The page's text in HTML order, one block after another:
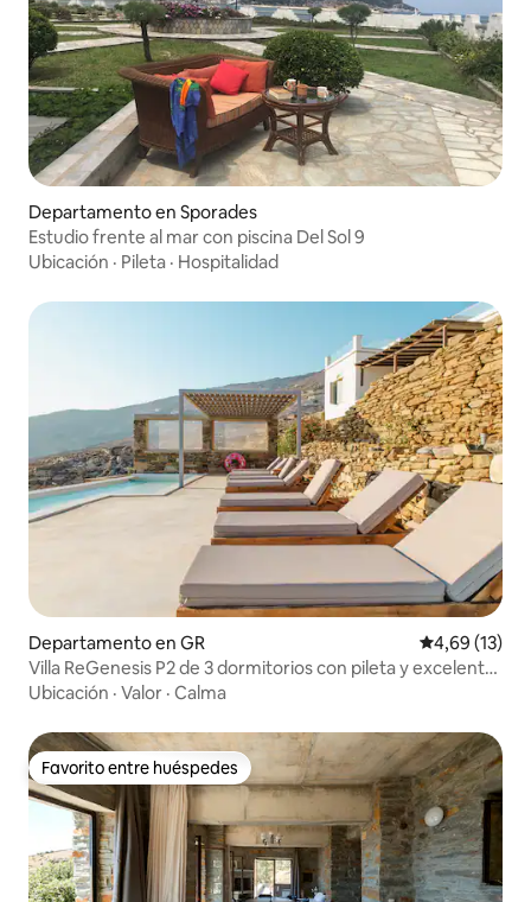
Departamento en Sporades
Estudio frente al mar con piscina Del Sol 9
Ubicación · Pileta · Hospitalidad
Departamento en GR Calificación
4,69 (13)
Villa ReGenesis P2 de 3 dormitorios con pileta y excelente
hospitalidad
Ubicación · Valor · Calma
Favorito entre huéspedes
Favorito entre huéspedes